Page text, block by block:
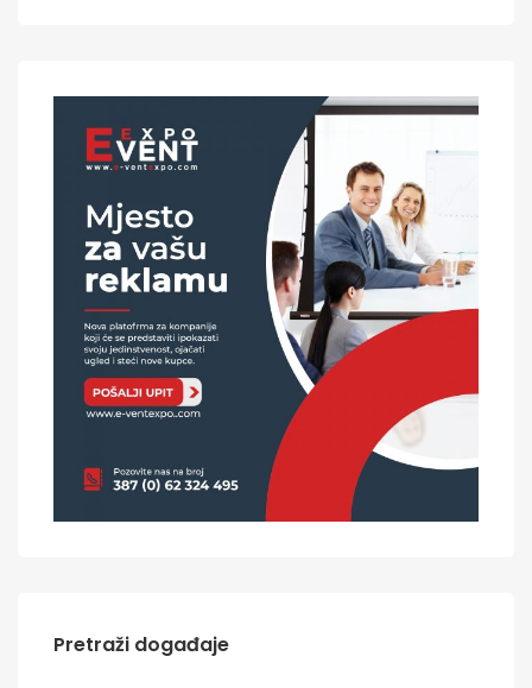
Pretraži događaje